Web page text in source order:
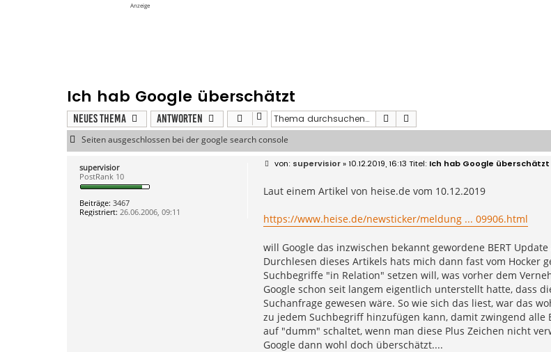
Anzeige
Ich hab Google überschätzt
Neues Thema Antworten Suche
Seiten ausgeschlossen bei der google search console
supervisior
PostRank 10
Beiträge: 3467
Registriert: 26.06.2006, 09:11
B
t
g
supervisior» 10.12.2019, 16:13 Ich hab Google überschätzt
Laut einem Artikel von heise.de vom 10.12.2019
https://www.heise.de/newsticker/meldung ... 09906.html
will Google das inzwischen bekannt gewordene BERT
Durchlesen dieses Artikels hats mich dann fast vom Hocker
Suchbegriffe "in Relation" setzen will, was vorher dem
Google schon seit langem eigentlich unterstellt hatte, dass
Suchanfrage gewesen wäre. So wie sich das liest, war das
zu jedem Suchbegriff hinzufügen kann, damit zwingend
auf "dumm" schaltet, wenn man diese Plus Zeichen nicht
Google dann wohl doch überschätzt....